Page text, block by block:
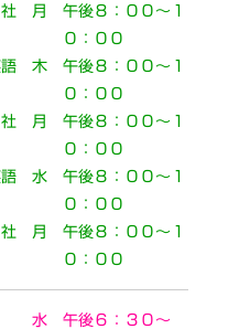
月
午後８：００～１
０：００
木
午後８：００～１
０：００
月
午後８：００～１
０：００
水
午後８：００～１
０：００
月
午後８：００～１
０：００
水
午後６：３０～